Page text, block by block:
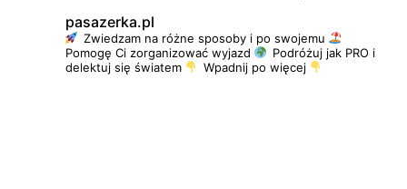
pasazerka.pl
Zwiedzam na różne sposoby i po swojemu
Pomogę Ci zorganizować wyjazd
Podróżuj jak PRO i
delektuj się światem
Wpadnij po więcej